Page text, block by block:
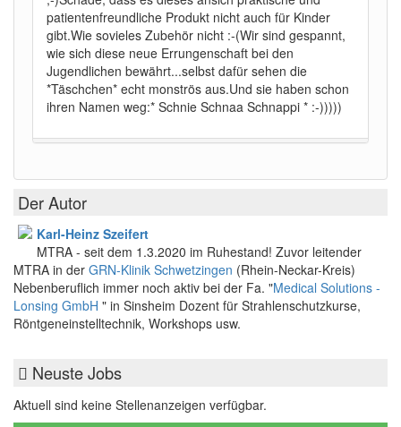
patientenfreundliche Produkt nicht auch für Kinder
gibt.Wie sovieles Zubehör nicht :-(Wir sind gespannt,
wie sich diese neue Errungenschaft bei den
Jugendlichen bewährt...selbst dafür sehen die
*Täschchen* echt monströs aus.Und sie haben schon
ihren Namen weg:* Schnie Schnaa Schnappi * :-)))))
Der Autor
Karl-Heinz Szeifert
MTRA - seit dem 1.3.2020 im Ruhestand! Zuvor leitender
MTRA in der GRN-Klinik Schwetzingen (Rhein-Neckar-Kreis)
Nebenberuflich immer noch aktiv bei der Fa. "Medical Solutions -
Lonsing GmbH " in Sinsheim Dozent für Strahlenschutzkurse,
Röntgeneinstelltechnik, Workshops usw.
Neuste Jobs
Aktuell sind keine Stellenanzeigen verfügbar.